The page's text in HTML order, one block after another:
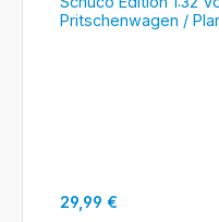
Pritschenwagen /
Regulärer Preis:
29,99 €